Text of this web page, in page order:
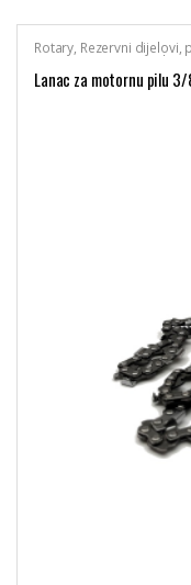
Rotary, Rezervni dijelovi,
turpije za motorne pile
Lanac za motornu pilu